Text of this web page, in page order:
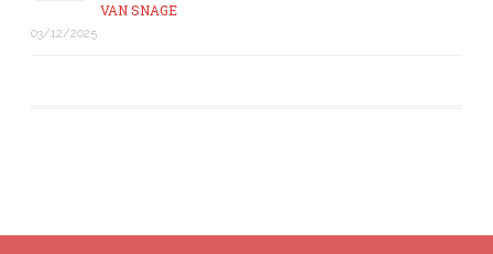
VAN SNAGE
03/12/2025